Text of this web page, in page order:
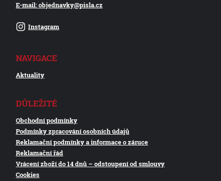
E-mail: objednavky@pisla.cz
Instagram
NAVIGACE
Aktuality
DŮLEŽITÉ
Obchodní podmínky
Podmínky zpracování osobních údajů
Reklamační podmínky a informace o záruce
Reklamační řád
Vrácení zboží do 14 dnů – odstoupení od smlouvy
Cookies